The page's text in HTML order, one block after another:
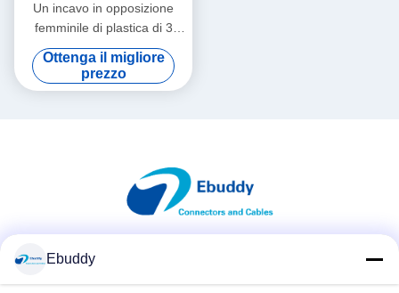
Un incavo in opposizione
femminile di plastica di 3
connettori circolari di Pin per
la saldatura del PWB
Ottenga il migliore
prezzo
Ebuddy